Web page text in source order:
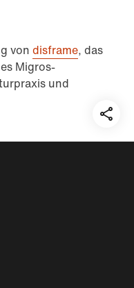
von disframe, das
Migros-
und
auf: